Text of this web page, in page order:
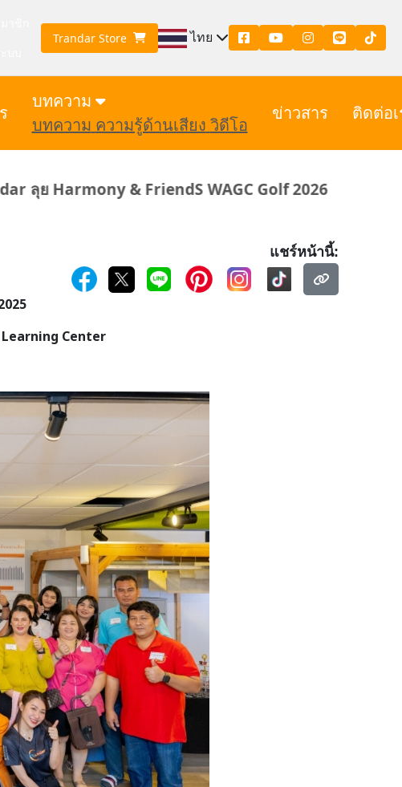
Trandar Store ไทย
บทความ
บทความ ความรู้ด้านเสียง วิดีโอ
ข่าวสาร ติดต่อ
WAGC Golf 2026 Trandar Homey
แชร์หน้านี้:
Center